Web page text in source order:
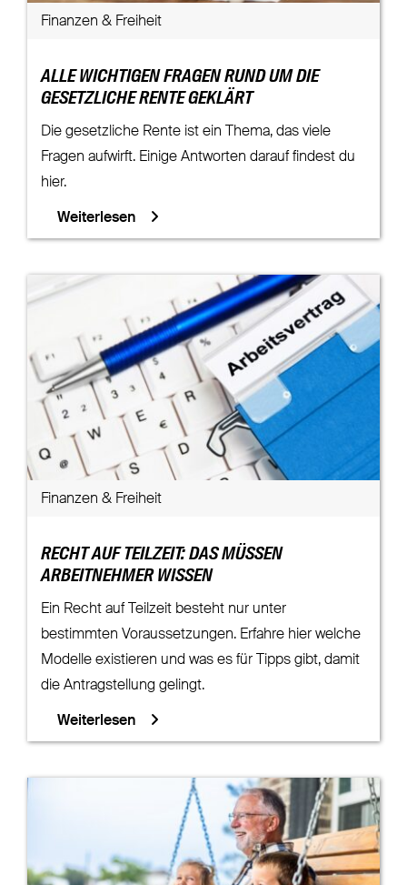
Finanzen & Freiheit
ALLE WICHTIGEN FRAGEN RUND UM DIE
GESETZLICHE RENTE GEKLÄRT
Die gesetzliche Rente ist ein Thema, das viele
Fragen aufwirft. Einige Antworten darauf findest du
hier.
Weiterlesen
Finanzen & Freiheit
RECHT AUF TEILZEIT: DAS MÜSSEN
ARBEITNEHMER WISSEN
Ein Recht auf Teilzeit besteht nur unter
bestimmten Voraussetzungen. Erfahre hier welche
Modelle existieren und was es für Tipps gibt, damit
die Antragstellung gelingt.
Weiterlesen